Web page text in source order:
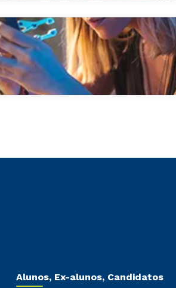
Alunos, Ex-alunos, Candidatos